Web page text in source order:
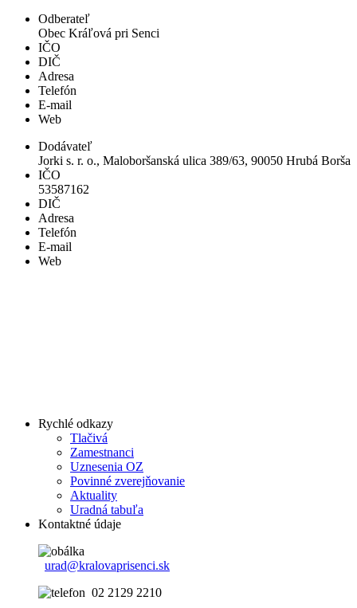
Odberateľ
Obec Kráľová pri Senci
IČO
DIČ
Adresa
Telefón
E-mail
Web
Dodávateľ
Jorki s. r. o., Maloboršanská ulica 389/63, 90050 Hrubá Borša
IČO
53587162
DIČ
Adresa
Telefón
E-mail
Web
Rychlé odkazy
Tlačivá
Zamestnanci
Uznesenia OZ
Povinné zverejňovanie
Aktuality
Uradná tabuľa
Kontaktné údaje
urad@kralovaprisenci.sk
02 2129 2210